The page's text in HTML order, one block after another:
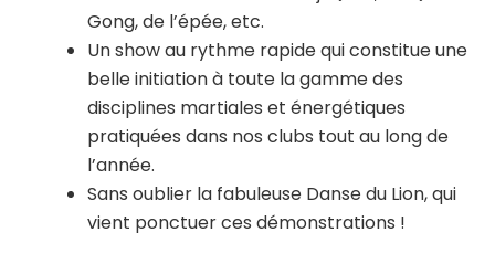
Gong, de l’épée, etc.
Un show au rythme rapide qui constitue une
belle initiation à toute la gamme des
disciplines martiales et énergétiques
pratiquées dans nos clubs tout au long de
l’année.
Sans oublier la fabuleuse Danse du Lion, qui
vient ponctuer ces démonstrations !